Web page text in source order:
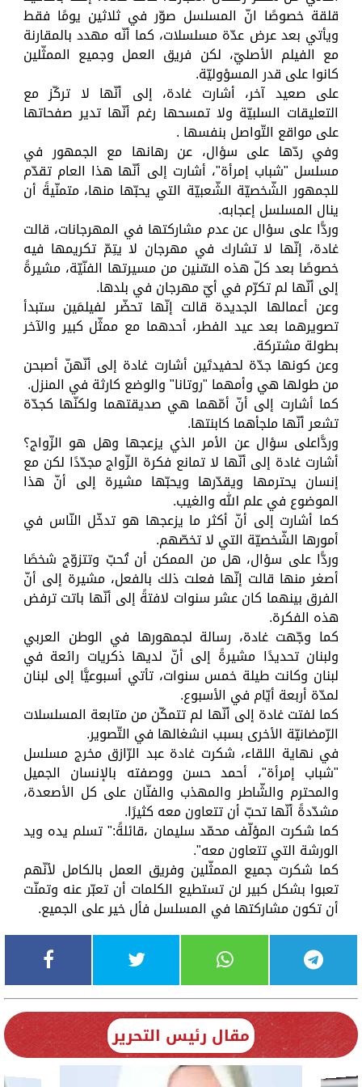
قلقة خصوصًا انّ المسلسل صوّر في ثلاثين يومًا فقط
ويأتي بعد عرض عدّة مسلسلات، كما أنّه مهدد بالمقارنة
مع الفيلم الأصليّ، لكن فريق العمل وجميع الممثّلين
كانوا على قدر المسؤوليّة.
على صعيد آخر، أشارت غادة، إلى أنّها لا تركّز مع
التعليقات السلبيّة ولا تمسحها رغم أنّها تدير صفحاتها
على مواقع التّواصل بنفسها .
وفي ردّها على سؤال، عن رهانها مع الجمهور في
مسلسل "شباب إمرأة"، أشارت إلى أنّها هذا العام تقدّم
للجمهور الشّخصيّة الشّعبيّة التي يحبّها منها، متمنّيةً أن
ينال المسلسل إعجابه.
وردًّا على سؤال عن عدم مشاركتها في المهرجانات، قالت
غادة، إنّها لا تشارك في مهرجان لا يتِمّ تكريمها فيه
خصوصًا بعد كلّ هذه السّنين من مسيرتها الفنّيّة، مشيرةً
إلى أنّها لم تكرّم في أيّ مهرجان في بلدها.
وعن أعمالها الجديدة قالت إنّها تحضّر لفيلمَين ستبدأ
تصويرهما بعد عيد الفطر، أحدهما مع ممثّل كبير والآخر
بطولة مشتركة.
وعن كونها جدّة لحفيدتَين أشارت غادة إلى أنّهنّ أصبحن
من طولها هي وأمهما "روتانا" والوضع كارثة في المنزل.
كما أشارت إلى أنّ أمّهما هي صديقتهما ولكنّها كجدّة
تشعر أنّها ملجأهما كابنتها.
وردًّاعلى سؤال عن الأمر الذي يزعجها وهل هو الزّواج؟
أشارت غادة إلى أنّها لا تمانع فكرة الزّواج مجدّدًا لكن مع
إنسان يحترمها ويقدّرها ويحبّها مشيرة إلى أنّ هذا
الموضوع في علم الله والغيب.
كما أشارت إلى أنّ أكثر ما يزعجها هو تدخّل النّاس في
أمورها الشّخصيّة التي لا تخصّهم.
وردًّا على سؤال، هل من الممكن أن تُحبّ وتتزوّج شخصًا
أصغر منها قالت إنّها فعلت ذلك بالفعل، مشيرة إلى أنّ
الفرق بينهما كان عشر سنوات لافتةً إلى أنّها باتت ترفض
هذه الفكرة.
كما وجّهت غادة، رسالة لجمهورها في الوطن العربي
ولبنان تحديدًا مشيرةً إلى أنّ لديها ذكريات رائعة في
لبنان وكانت طيلة خمس سنوات، تأتي أسبوعيًّا إلى لبنان
لمدّة أربعة أيّام في الأسبوع.
كما لفتت غادة إلى أنّها لم تتمكّن من متابعة المسلسلات
الرّمضانيّة الأخرى بسبب انشغالها في التّصوير.
في نهاية اللقاء، شكرت غادة عبد الرّازق مخرج مسلسل
"شباب إمرأة"، أحمد حسن ووصفته بالإنسان الجميل
والمحترم والشّاطر والمهذب والفنّان على كل الأصعدة،
مشدّدةً أنّها تحبّ أن تتعاون معه كثيرًا.
كما شكرت المؤلّف محمّد سليمان ،قائلةً:" تسلم يده ويد
الورشة التي تتعاون معه".
كما شكرت جميع الممثّلين وفريق العمل بالكامل لأنّهم
تعبوا بشكل كبير لن تستطيع الكلمات أن تعبّر عنه وتمنّت
أن تكون مشاركتها في المسلسل فأل خير على الجميع.
مقال رئيس التحرير